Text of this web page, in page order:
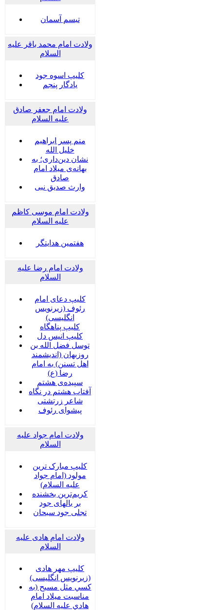
تبسم آسمان
ولادت امام محمد باقر علیه
السلام
کلیپ اسوه جود
یادگار پنجم
ولادت امام جعفر صادق
علیه السلام
منم پسر ابراهیم
خلیل الله
نشان دین‌داری؛ به
بهانه‌ی میلاد امام
صادق
وارث صدیق نبی
ولادت امام موسی کاظم
علیه السلام
هفتمین هدایتگر
ولادت امام رضا علیه
السلام
کلیپ دعای امام
رئوف (زیرنویس
انگلیسی)
کلیپ پناهگاه
کلیپ انیس دل
توسل فضل الله بن
روزبهان (اندیشمند
اهل تسنن) به امام
رضا (ع)
سپیده‌ی هشتم
آفتاب هشتم در نگاه
شاعر زرتشتی
پیشوای رئوف
ولادت امام جواد علیه
السلام
کلیپ مبارک ترین
مولود (امام جواد
علیه السلام)
کریم‌ترین بخشنده
بر بالهای جود
تجلی جود سبحان
ولادت امام هادی علیه
السلام
کلیپ مهر هادی
(زیرنویس انگلیسی)
كسي مثل مسيح (به
مناسبت ميلاد امام
هادي عليه السلام)